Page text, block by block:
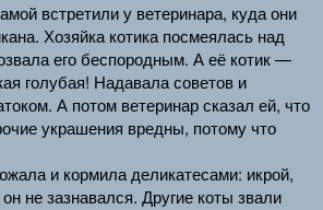
встретили у ветеринара, куда они
Хозяйка котика посмеялась над
его беспородным. А её котик —
голубая! Надавала советов и
А потом ветеринар сказал ей, что
украшения вредны, потому что
и кормила деликатесами: икрой,
не зазнавался. Другие коты звали